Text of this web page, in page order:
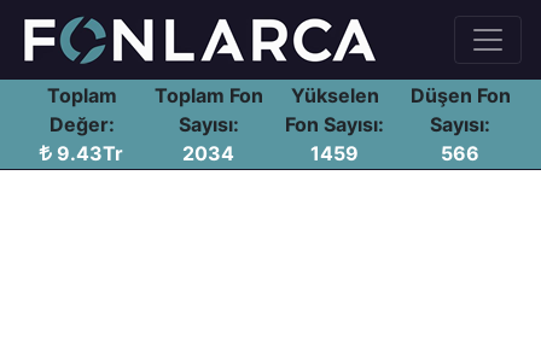
Toplam
Değer:
9.43Tr
Toplam Fon
Sayısı:
2034
Yükselen
Fon Sayısı:
1459
Düşen Fon
Sayısı:
566